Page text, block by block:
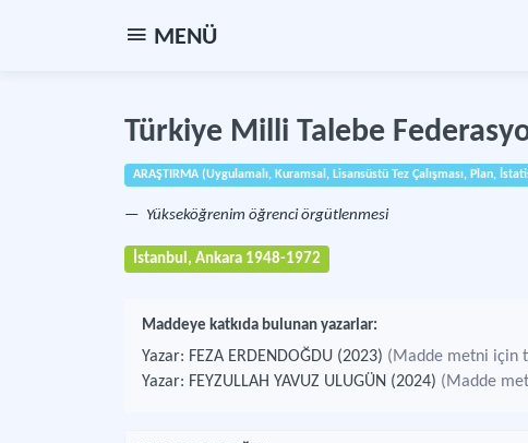
MENÜ
Türkiye Milli Talebe
ARAŞTIRMA (Uygulamalı, Kuramsal, Lisansüstü Tez Çalışması, Plan,
Yükseköğrenim öğrenci örgütlenmesi
İstanbul, Ankara 1948-1972
Maddeye katkıda bulunan yazarlar:
Yazar: FEZA ERDENDOĞDU (2023) (Madde metni için
Yazar: FEYZULLAH YAVUZ ULUGÜN (2024) (Madde